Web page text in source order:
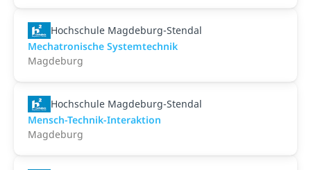
Hochschule Magdeburg-Stendal
Mechatronische Systemtechnik
Magdeburg
Hochschule Magdeburg-Stendal
Mensch-Technik-Interaktion
Magdeburg